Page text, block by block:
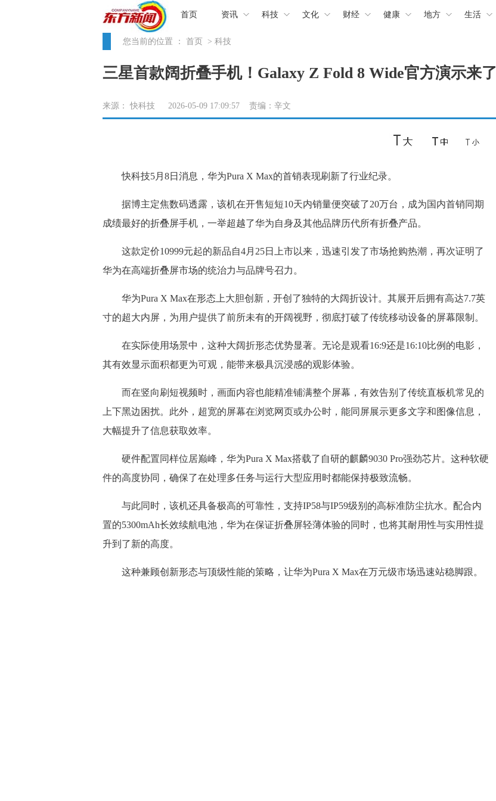
首页 资讯 科技 文化 财经 健康 地方 生活
您当前的位置 ： 首页 > 科技
三星首款阔折叠手机！Galaxy Z Fold 8 Wide官方演示来了
来源： 快科技 2026-05-09 17:09:57 责编：辛文
快科技5月8日消息，华为Pura X Max的首销表现刷新了行业纪录。
据博主定焦数码透露，该机在开售短短10天内销量便突破了20万台，成为国内首销同期
成绩最好的折叠屏手机，一举超越了华为自身及其他品牌历代所有折叠产品。
这款定价10999元起的新品自4月25日上市以来，迅速引发了市场抢购热潮，再次证明了
华为在高端折叠屏市场的统治力与品牌号召力。
华为Pura X Max在形态上大胆创新，开创了独特的大阔折设计。其展开后拥有高达7.7英
寸的超大内屏，为用户提供了前所未有的开阔视野，彻底打破了传统移动设备的屏幕限制。
在实际使用场景中，这种大阔折形态优势显著。无论是观看16:9还是16:10比例的电影，
其有效显示面积都更为可观，能带来极具沉浸感的观影体验。
而在竖向刷短视频时，画面内容也能精准铺满整个屏幕，有效告别了传统直板机常见的
上下黑边困扰。此外，超宽的屏幕在浏览网页或办公时，能同屏展示更多文字和图像信息，
大幅提升了信息获取效率。
硬件配置同样位居巅峰，华为Pura X Max搭载了自研的麒麟9030 Pro强劲芯片。这种软硬
件的高度协同，确保了在处理多任务与运行大型应用时都能保持极致流畅。
与此同时，该机还具备极高的可靠性，支持IP58与IP59级别的高标准防尘抗水。配合内
置的5300mAh长效续航电池，华为在保证折叠屏轻薄体验的同时，也将其耐用性与实用性提
升到了新的高度。
这种兼顾创新形态与顶级性能的策略，让华为Pura X Max在万元级市场迅速站稳脚跟。